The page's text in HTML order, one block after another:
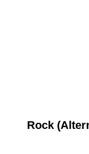
Rock